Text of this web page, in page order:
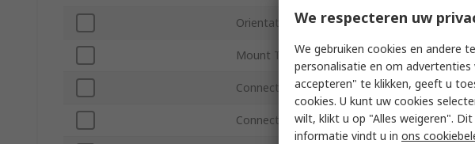
Orientation Straight
Mount Type Panel
Connector Gender Female
Connector Type D D-Sub
We respecteren uw
We gebruiken cookies en andere
personalisatie en om
accepteren" te klikken, geeft u
cookies. U kunt uw cookies
wilt, klikt u op "Alles weigeren".
informatie vindt u in ons